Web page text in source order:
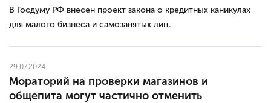
В Госдуму РФ внесен проект закона о кредитных каникулах
для малого бизнеса и самозанятых лиц.
29.07.2024
Мораторий на проверки магазинов и
общепита могут частично отменить